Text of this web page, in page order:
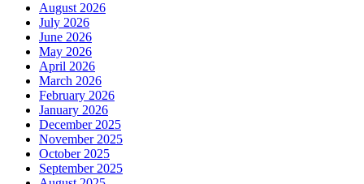
August 2026
July 2026
June 2026
May 2026
April 2026
March 2026
February 2026
January 2026
December 2025
November 2025
October 2025
September 2025